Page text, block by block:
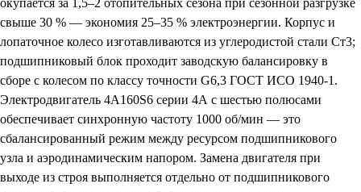
окупается за 1,5–2 отопительных сезона при сезонной разгрузке
свыше 30 % — экономия 25–35 % электроэнергии. Корпус и
лопаточное колесо изготавливаются из углеродистой стали Ст3;
подшипниковый блок проходит заводскую балансировку в
сборе с колесом по классу точности G6,3 ГОСТ ИСО 1940-1.
Электродвигатель 4А160S6 серии 4А с шестью полюсами
обеспечивает синхронную частоту 1000 об/мин — это
сбалансированный режим между ресурсом подшипникового
узла и аэродинамическим напором. Замена двигателя при
выходе из строя выполняется отдельно от подшипникового